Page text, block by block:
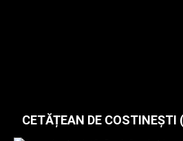
CETĂȚEAN DE